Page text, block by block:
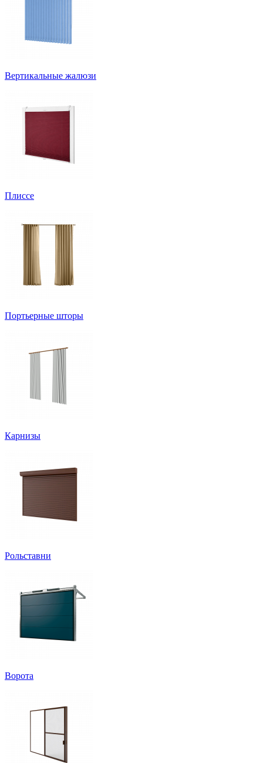
Вертикальные жалюзи
Плиссе
Портьерные шторы
Карнизы
Рольставни
Ворота